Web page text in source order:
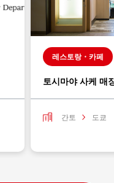
레스토랑・카페
토시마야 사케 매
간토 도쿄